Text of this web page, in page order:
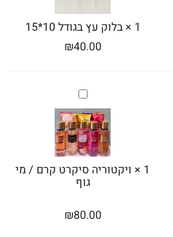
1
×בלוק עץ בגודל 10*15
₪40.00
ויקטוריה
סיקרט
קרם
/
מי
גוף
1
× ויקטוריה סיקרט קרם / מי
גוף
₪80.00